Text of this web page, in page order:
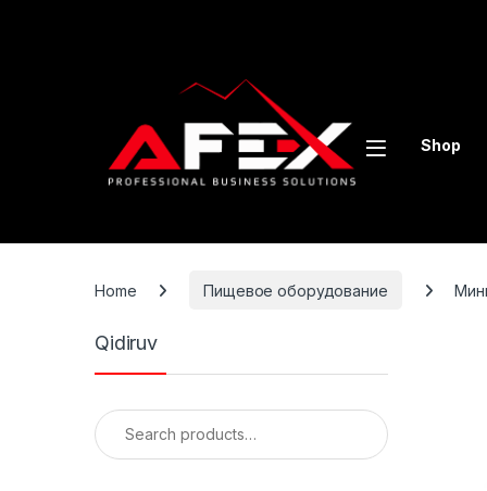
Shop
Home Пищевое оборудование
Qidiruv
Search for: